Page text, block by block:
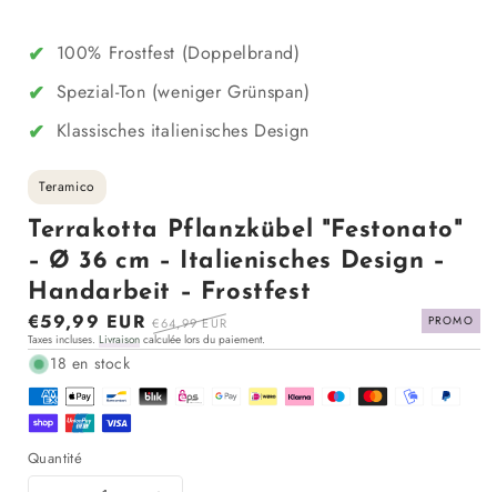
✔ 100% Frostfest (Doppelbrand)
✔ Spezial-Ton (weniger Grünspan)
✔ Klassisches italienisches Design
Teramico
Terrakotta Pflanzkübel "Festonato"
– Ø 36 cm – Italienisches Design –
Handarbeit – Frostfest
Prix
en
solde
€59,99 EUR Prix
régulier
€64,99 EUR
PROMO
Taxes incluses. Livraison calculée lors du paiement.
18 en stock
Quantité